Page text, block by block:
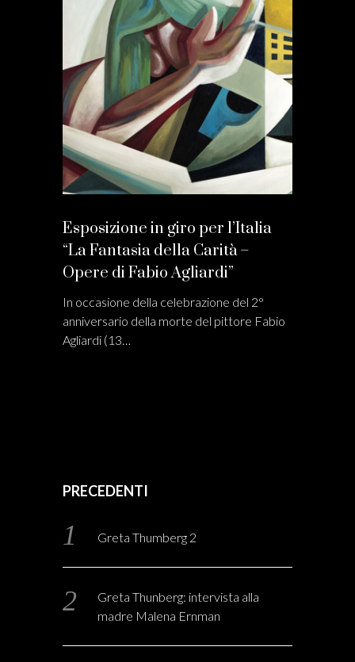
Esposizione in giro per l’Italia
“La Fantasia della Carità –
Opere di Fabio Agliardi”
In occasione della celebrazione del 2°
anniversario della morte del pittore Fabio
Agliardi (13…
PRECEDENTI
Greta Thumberg 2
Greta Thunberg: intervista alla
madre Malena Ernman